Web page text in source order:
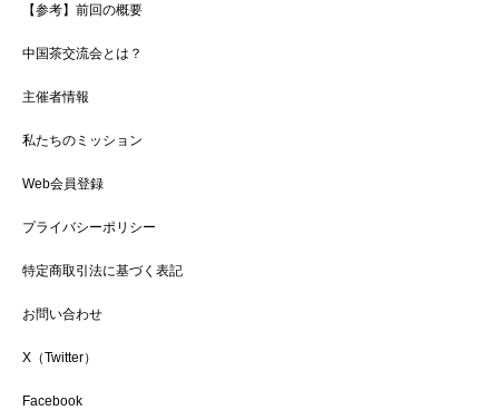
【参考】前回の概要
中国茶交流会とは？
主催者情報
私たちのミッション
Web会員登録
プライバシーポリシー
特定商取引法に基づく表記
お問い合わせ
X（Twitter）
Facebook